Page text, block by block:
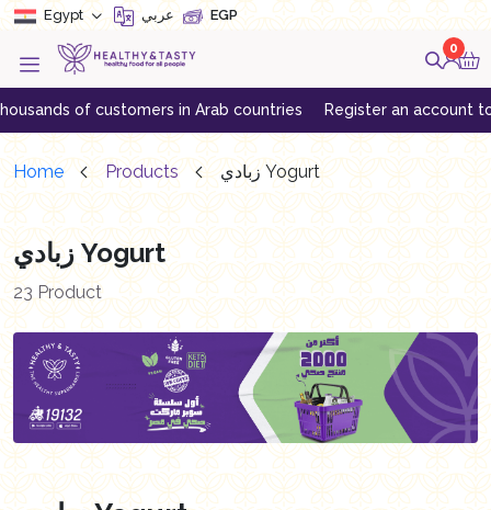
Egypt عربي EGP
0
customers in Arab countries Register an account to get
Home Products زبادي Yogurt
زبادي Yogurt
23 Product